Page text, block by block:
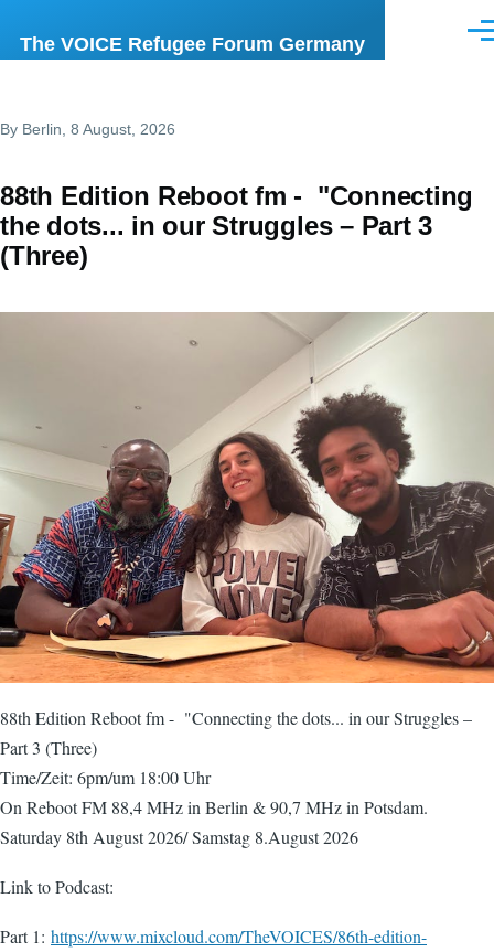
The VOICE Refugee Forum Germany
By Berlin , 8 August, 2026
88th Edition Reboot fm - "Connecting
the dots... in our Struggles – Part 3
(Three)
88th Edition Reboot fm - "Connecting the dots... in our Struggles –
Part 3 (Three)
Time/Zeit: 6pm/um 18:00 Uhr
On Reboot FM 88,4 MHz in Berlin & 90,7 MHz in Potsdam.
Saturday 8th August 2026/ Samstag 8.August 2026
Link to Podcast:
Part 1: https://www.mixcloud.com/TheVOICES/86th-edition-